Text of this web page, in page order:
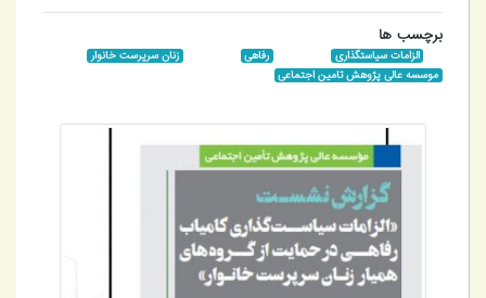
برچسب ها
الزامات سیاستگذاری رفاهی
زنان سرپرست خانوار
موسسه عالی پژوهش تامین اجتماعی